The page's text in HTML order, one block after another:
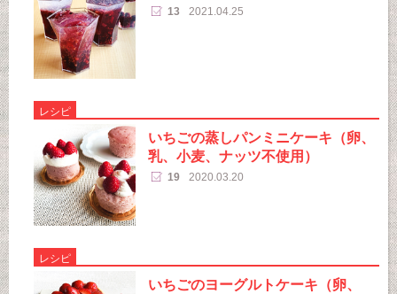
13 2021.04.25
レシピ
いちごの蒸しパンミニケーキ（卵、
乳、小麦、ナッツ不使用）
19 2020.03.20
レシピ
いちごのヨーグルトケーキ（卵、